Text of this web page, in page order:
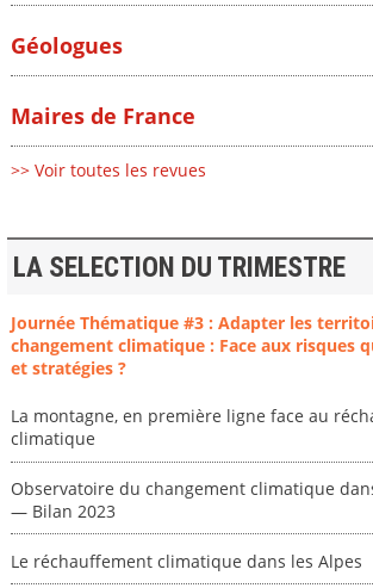
Géologues
Maires de France
>> Voir toutes les revues
LA SELECTION DU TRIMESTRE
Journée Thématique #3 : Adapter les
changement climatique : Face aux risques
et stratégies ?
La montagne, en première ligne face au
climatique
Observatoire du changement climatique
— Bilan 2023
Le réchauffement climatique dans les Alpes